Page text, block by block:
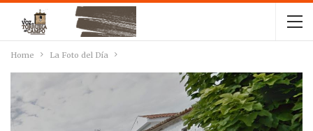
Home La Foto del Día